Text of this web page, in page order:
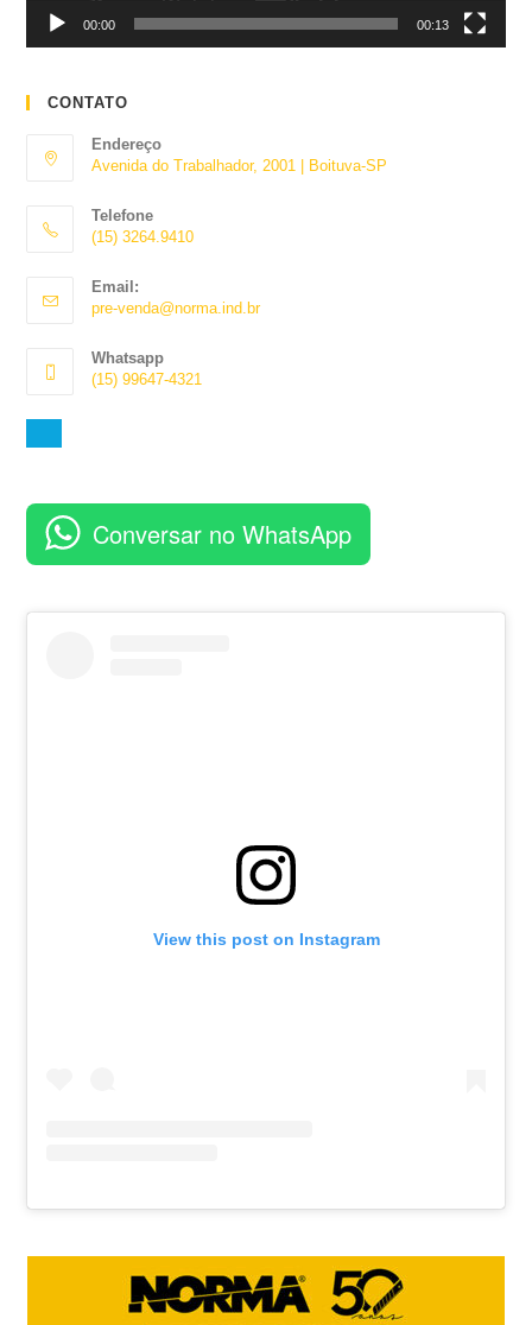
00:00 00:13
CONTATO
Endereço
Avenida do Trabalhador, 2001 | Boituva-SP
Telefone
(15) 3264.9410
em
seu
Email:
pre-venda@norma.ind.brAbre
Whatsapp
(15) 99647-4321
aplicativo
Conversar no WhatsApp
View this post on Instagram